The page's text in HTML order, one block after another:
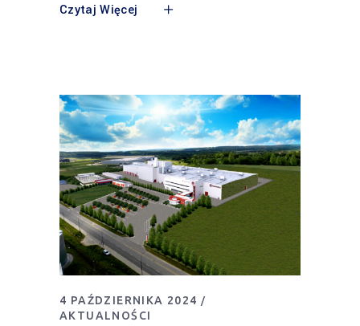
Czytaj Więcej
4 PAŹDZIERNIKA 2024
AKTUALNOŚCI